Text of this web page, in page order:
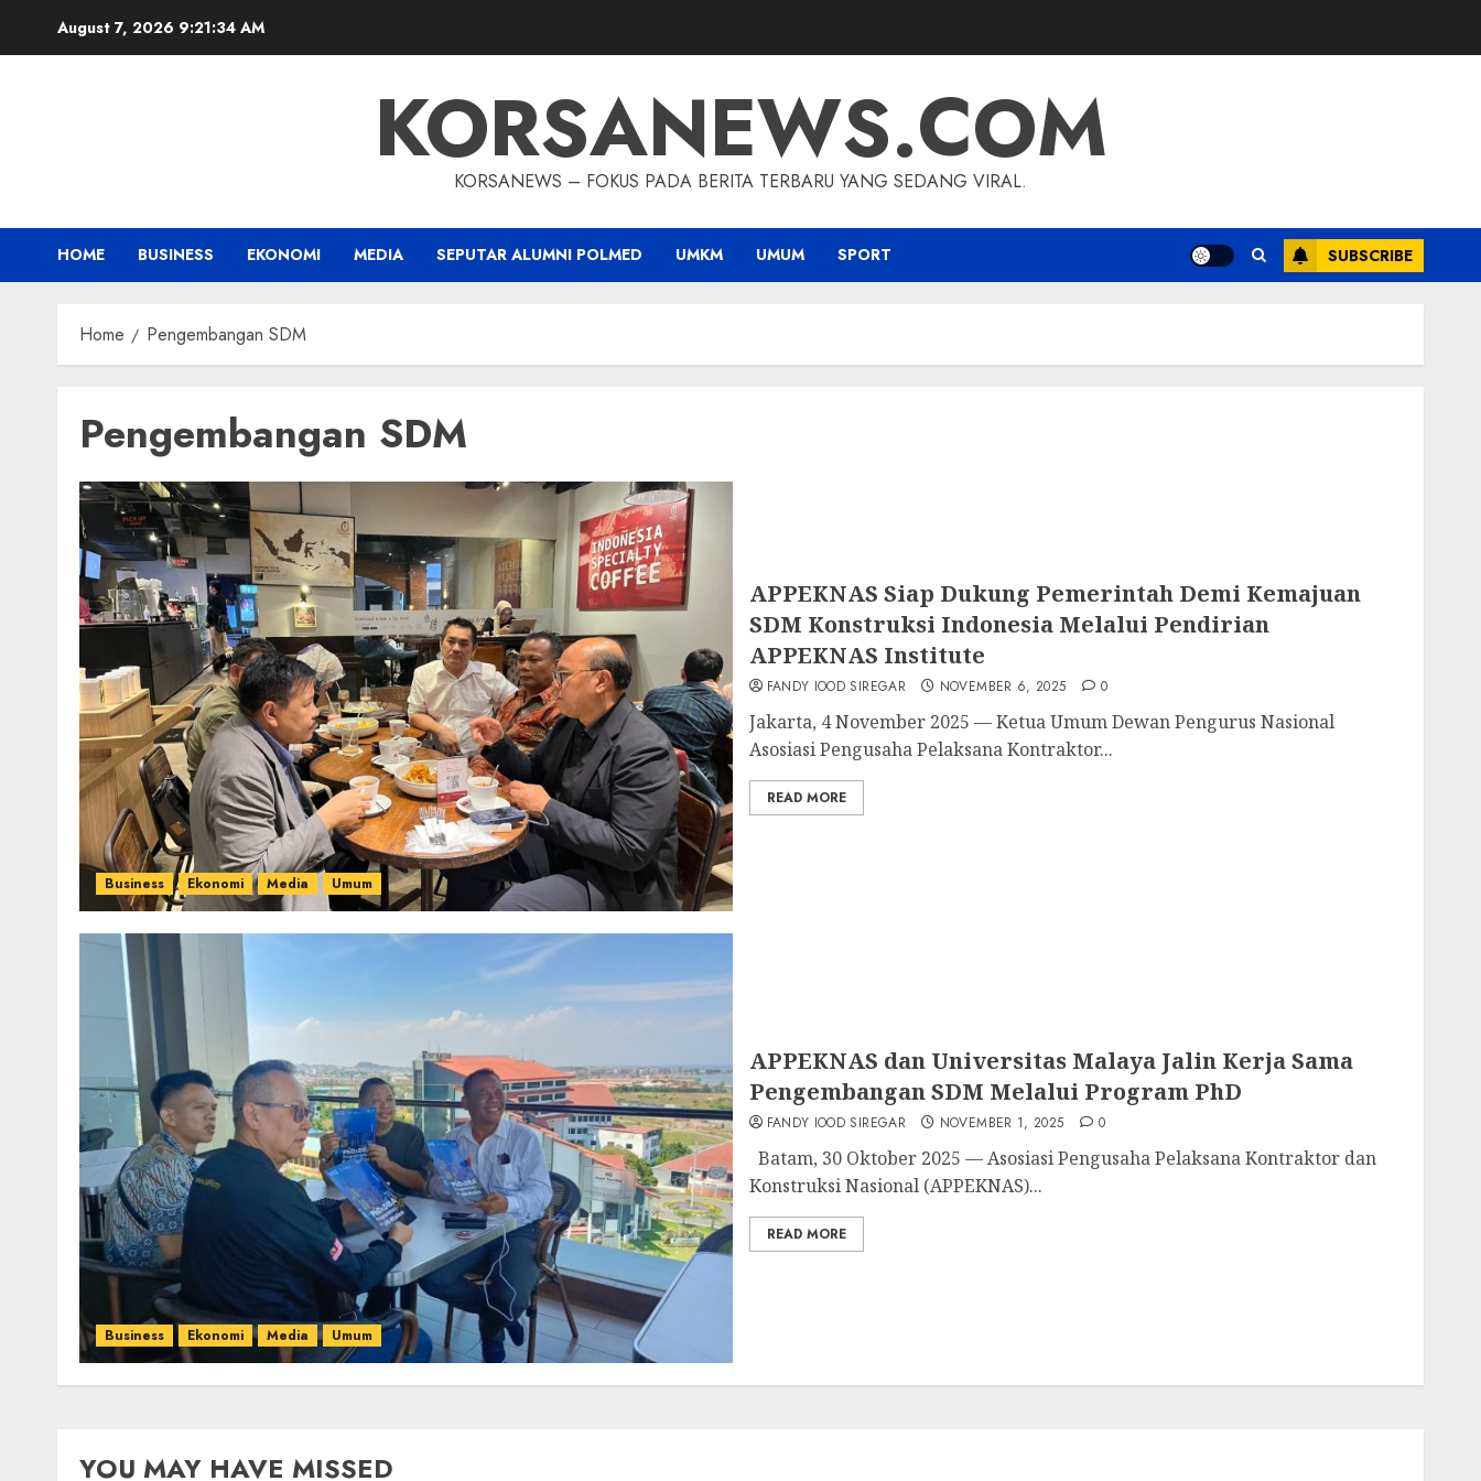
August 7, 2026 9:21:35 AM
KORSANEWS.COM
KORSANEWS – FOKUS PADA BERITA TERBARU YANG SEDANG VIRAL.
HOME BUSINESS EKONOMI MEDIA SEPUTAR ALUMNI POLMED UMKM UMUM SPORT SUBSCRIBE
Home Pengembangan SDM
Pengembangan SDM
Business Ekonomi Media Umum
APPEKNAS Siap Dukung Pemerintah Demi Kemajuan
SDM Konstruksi Indonesia Melalui Pendirian
APPEKNAS Institute
FANDY IOOD SIREGAR NOVEMBER 6, 2025 0
Jakarta, 4 November 2025 — Ketua Umum Dewan Pengurus Nasional
Asosiasi Pengusaha Pelaksana Kontraktor...
READ MORE
Business Ekonomi Media Umum
APPEKNAS dan Universitas Malaya Jalin Kerja Sama
Pengembangan SDM Melalui Program PhD
FANDY IOOD SIREGAR NOVEMBER 1, 2025 0
Batam, 30 Oktober 2025 — Asosiasi Pengusaha Pelaksana Kontraktor dan
Konstruksi Nasional (APPEKNAS)...
READ MORE
YOU MAY HAVE MISSED